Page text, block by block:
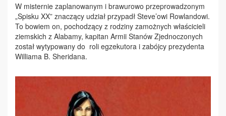
W mi­ster­nie za­pla­no­wa­nym i bra­wu­ro­wo prze­pro­wa­dzo­nym
„Spi­sku XX” zna­czą­cy udział przy­padł Ste­ve’owi Row­lan­do­wi.
To bo­wiem on, po­cho­dzą­cy z ro­dzi­ny za­moż­nych wła­ści­cie­li
ziem­skich z Ala­ba­my, ka­pi­tan Ar­mii Sta­nów Zjed­no­czo­nych
zo­stał wy­ty­po­wa­ny do ro­li eg­ze­ku­to­ra i za­bój­cy pre­zy­den­ta
Wil­lia­ma B. She­ri­da­na.